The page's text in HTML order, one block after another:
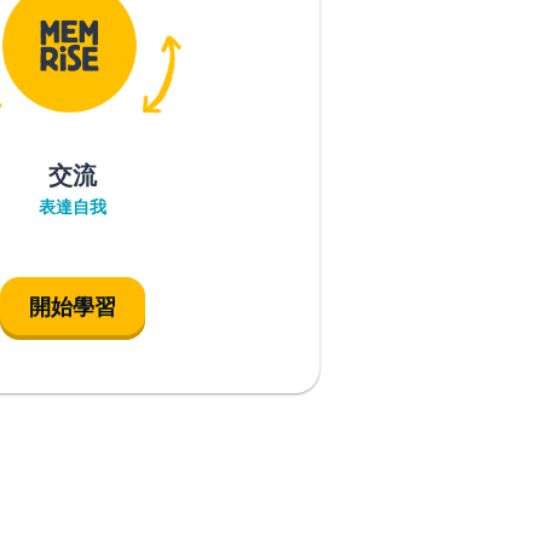
交流
表達自我
開始學習